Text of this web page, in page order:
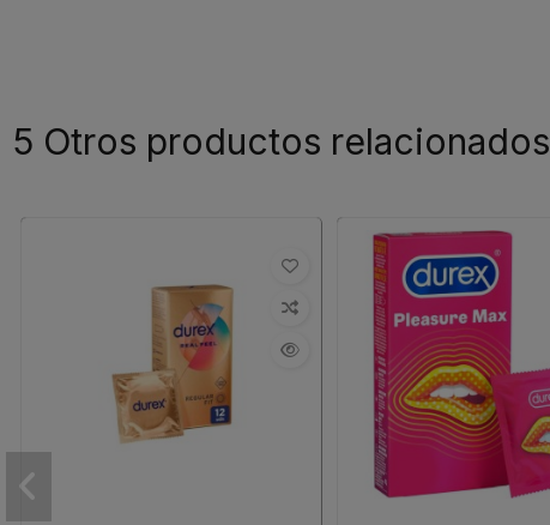
5 Otros productos relacionados